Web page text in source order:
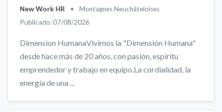
New Work HR •
Montagnes Neuchâteloises
Publicado: 07/08/2026
Dimension HumanaVivimos la "Dimensión Humana"
desde hace más de 20 años, con pasión, espíritu
emprendedor y trabajo en equipo.La cordialidad, la
energía de una ...